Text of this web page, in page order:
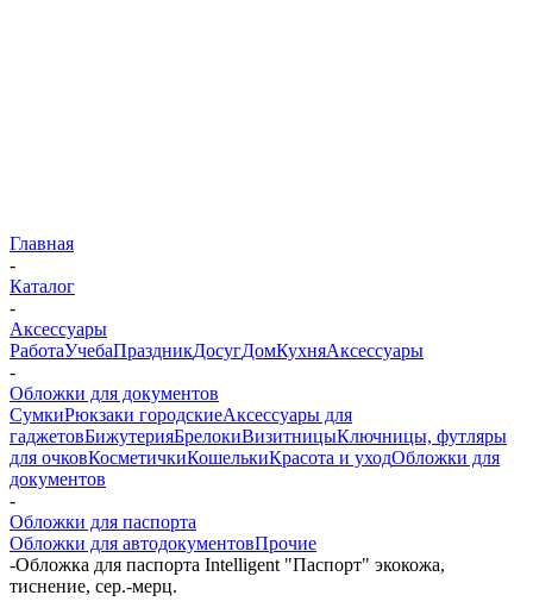
Главная
-
Каталог
-
Аксессуары
РаботаУчебаПраздникДосугДомКухняАксессуары
-
Обложки для документов
СумкиРюкзаки городскиеАксессуары для
гаджетовБижутерияБрелокиВизитницыКлючницы, футляры
для очковКосметичкиКошелькиКрасота и уходОбложки для
документов
-
Обложки для паспорта
Обложки для автодокументовПрочие
-Обложка для паспорта Intelligent "Паспорт" экокожа,
тиснение, сер.-мерц.